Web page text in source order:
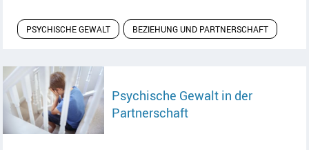
PSYCHISCHE GEWALT BEZIEHUNG UND PARTNERSCHAFT
Psychische Gewalt in der
PartnerschaftArtikel lesen